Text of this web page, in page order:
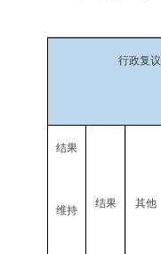
行政复议
结果
维持
结果 其他